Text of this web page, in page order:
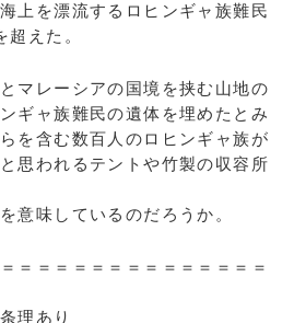
上を漂流するロヒンギャ族難民
えた。
マレーシアの国境を挟む山地の
ギャ族難民の遺体を埋めたとみ
を含む数百人のロヒンギャ族が
思われるテントや竹製の収容所
意味しているのだろうか。
＝＝＝＝＝＝＝＝＝＝＝＝＝＝
理あり